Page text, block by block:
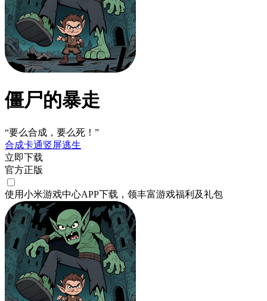
僵尸的暴走
“要么合成，要么死！”
合成卡通竖屏逃生
立即下载
官方正版
使用小米游戏中心APP下载 ，领丰富游戏福利 及礼包